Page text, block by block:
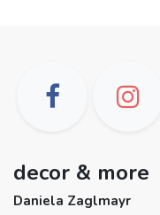
decor & more
Daniela Zaglmayr